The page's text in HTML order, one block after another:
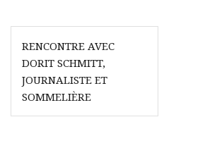
Navigation
de
l’article
RENCONTRE AVEC
DORIT SCHMITT,
JOURNALISTE ET
SOMMELIÈRE